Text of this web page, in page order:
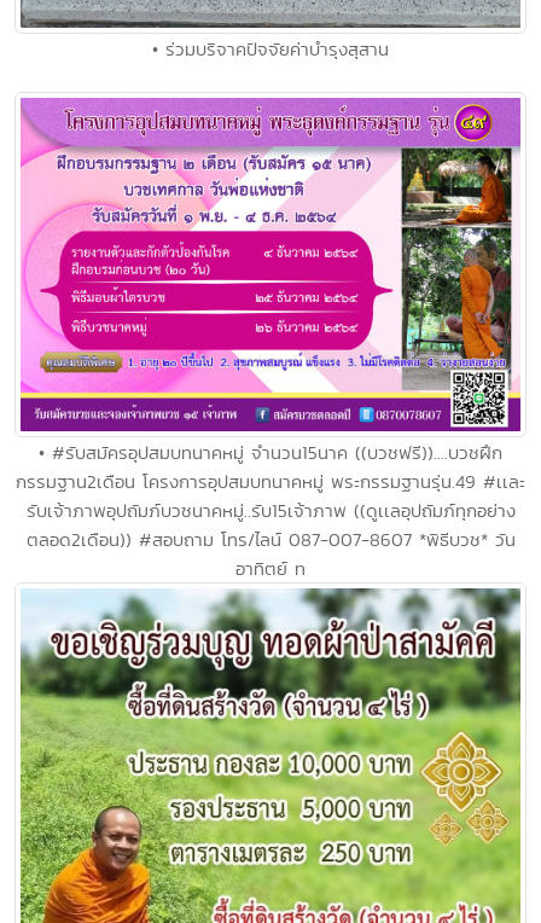
• ร่วมบริจาคปัจจัยค่าบำรุงสุสาน
• #รับสมัครอุปสมบทนาคหมู่ จำนวน15นาค ((บวชฟรี))....บวชฝึก
กรรมฐาน2เดือน โครงการอุปสมบทนาคหมู่ พระกรรมฐานรุ่น.49 #เเละ
รับเจ้าภาพอุปถัมภ์บวชนาคหมู่..รับ15เจ้าภาพ ((ดูเเลอุปถัมภ์ทุกอย่าง
ตลอด2เดือน)) #สอบถาม โทร/ไลน์ 087-007-8607 *พิธีบวช* วัน
อาทิตย์ ท